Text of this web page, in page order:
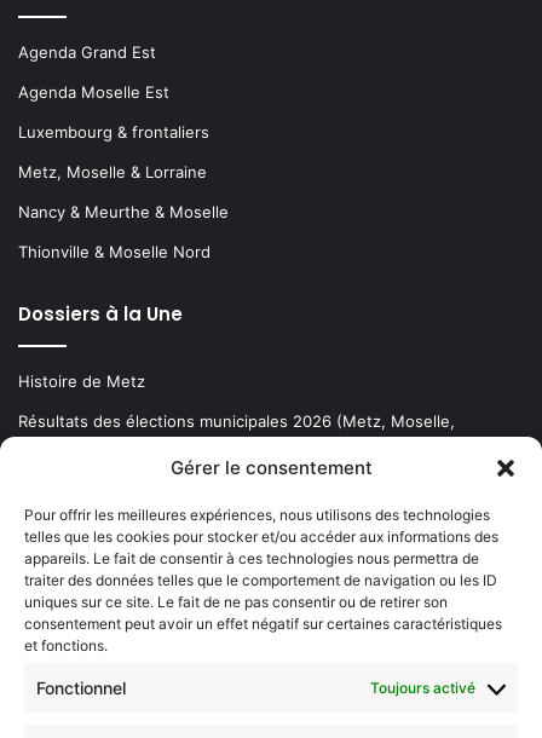
Gérer le consentement
Pour offrir les meilleures expériences, nous utilisons des technologies
telles que les cookies pour stocker et/ou accéder aux informations des
appareils. Le fait de consentir à ces technologies nous permettra de
traiter des données telles que le comportement de navigation ou les ID
uniques sur ce site. Le fait de ne pas consentir ou de retirer son
consentement peut avoir un effet négatif sur certaines caractéristiques
et fonctions.
Fonctionnel Toujours activé
Agenda Grand Est
Agenda Moselle Est
Luxembourg & frontaliers
Metz, Moselle & Lorraine
Nancy & Meurthe & Moselle
Thionville & Moselle Nord
Dossiers à la Une
Histoire de Metz
Résultats des élections municipales 2026 (Metz, Moselle,
Newsletter gratuite
Choisissez : matin, soir ou hebdo ?